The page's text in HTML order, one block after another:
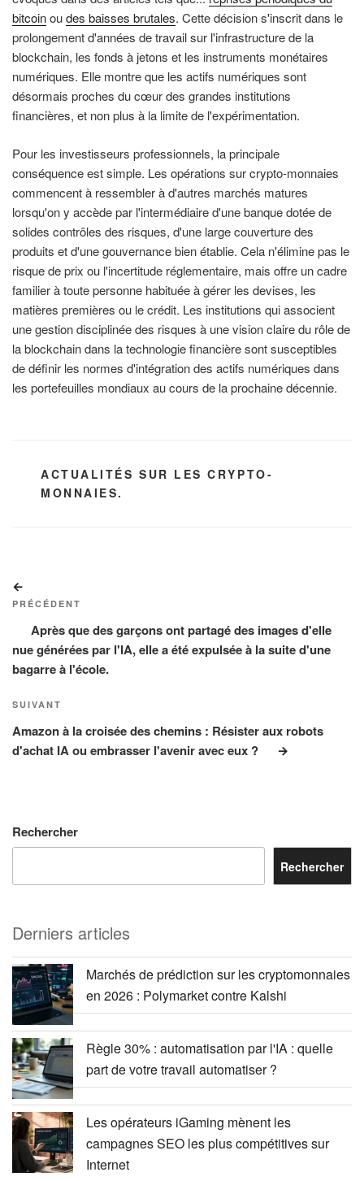
bitcoinoudes baisses brutales. Cette décision s'inscrit dans le
prolongement d'années de travail sur l'infrastructure de la
blockchain, les fonds à jetons et les instruments monétaires
numériques. Elle montre que les actifs numériques sont
désormais proches du cœur des grandes institutions
financières, et non plus à la limite de l'expérimentation.
Pour les investisseurs professionnels, la principale
conséquence est simple. Les opérations sur crypto-monnaies
commencent à ressembler à d'autres marchés matures
lorsqu'on y accède par l'intermédiaire d'une banque dotée de
solides contrôles des risques, d'une large couverture des
produits et d'une gouvernance bien établie. Cela n'élimine pas le
risque de prix ou l'incertitude réglementaire, mais offre un cadre
familier à toute personne habituée à gérer les devises, les
matières premières ou le crédit. Les institutions qui associent
une gestion disciplinée des risques à une vision claire du rôle de
la blockchain dans la technologie financière sont susceptibles
de définir les normes d'intégration des actifs numériques dans
les portefeuilles mondiaux au cours de la prochaine décennie.
CATÉGORIES
ACTUALITÉS SUR LES CRYPTO-
MONNAIES.
de
l’article
précédent
PRÉCÉDENT
Après que des garçons ont partagé des images d'elle
nue générées par l'IA, elle a été expulsée à la suite d'une
bagarre à l'école.
Article
suivant
SUIVANT
Amazon à la croisée des chemins : Résister aux robots
d'achat IA ou embrasser l'avenir avec eux ?
Rechercher
Rechercher
Derniers articles
Marchés de prédiction sur les cryptomonnaies
en 2026 : Polymarket contre Kalshi
Règle 30% : automatisation par l'IA : quelle
part de votre travail automatiser ?
Les opérateurs iGaming mènent les
campagnes SEO les plus compétitives sur
Internet